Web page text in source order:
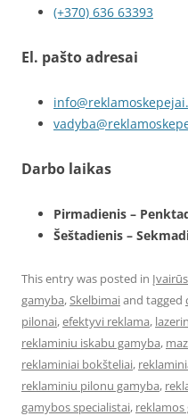
(+370) 636 63393
El. pašto adresai
Darbo laikas
Pirmadienis –
Šeštadienis –
This entry was posted in
gamyba,Skelbimaiand tagged
pilonai,efektyvi reklama,
reklaminiu iskabu gamyba,
reklaminiai bokšteliai,
reklaminiu pilonu gamyba,
gamybos specialistai,